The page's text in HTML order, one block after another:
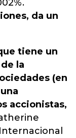
da un
tiene un
la
(en
accionistas,